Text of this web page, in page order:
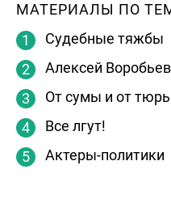
МАТЕРИАЛЫ ПО
Судебные тяжбы
Алексей
От сумы и от
Все лгут!
Актеры-политики